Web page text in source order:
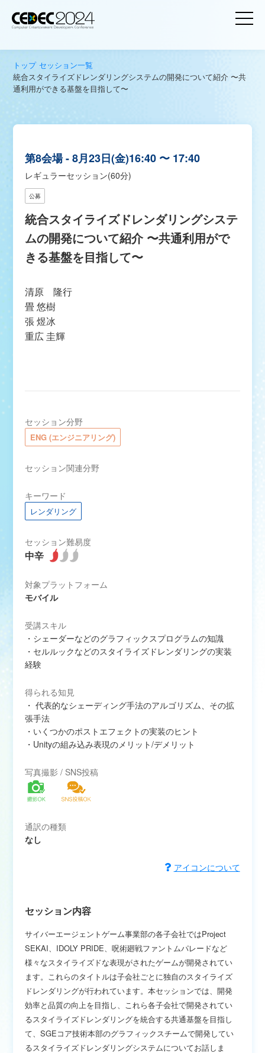
トップ セッション一覧
統合スタイライズドレンダリングシステムの開発について紹介 〜共
通利用ができる基盤を目指して〜
第8会場 8月23日(金)16:40 〜 17:40
レギュラーセッション(60分)
公募
統合スタイライズドレンダリングシステ
ムの開発について紹介 〜共通利用がで
きる基盤を目指して〜
清原 隆行
畳 悠樹
張 煜冰
重広 圭輝
セッション分野
ENG (エンジニアリング)
セッション関連分野
キーワード
レンダリング
セッション難易度
対象プラットフォーム
モバイル
受講スキル
・シェーダーなどのグラフィックスプログラムの知識
・セルルックなどのスタイライズドレンダリングの実装
経験
得られる知見
・ 代表的なシェーディング手法のアルゴリズム、その拡
張手法
・いくつかのポストエフェクトの実装のヒント
・Unityの組み込み表現のメリット/デメリット
写真撮影 / SNS投稿
通訳の種類
なし
アイコンについて
セッション内容
サイバーエージェントゲーム事業部の各子会社ではProject
SEKAI、IDOLY PRIDE、呪術廻戦ファントムパレードなど
様々なスタイライズドな表現がされたゲームが開発されてい
ます。これらのタイトルは子会社ごとに独自のスタイライズ
ドレンダリングが行われています。本セッションでは、開発
効率と品質の向上を目指し、これら各子会社で開発されてい
るスタイライズドレンダリングを統合する共通基盤を目指し
て、SGEコア技術本部のグラフィックスチームで開発してい
るスタイライズドレンダリングシステムについてお話しま